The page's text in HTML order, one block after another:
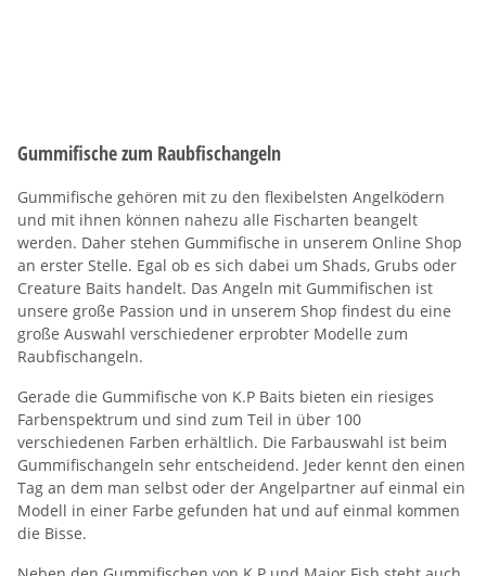
Gummifische zum Raubfischangeln
Gummifische gehören mit zu den flexibelsten Angelködern
und mit ihnen können nahezu alle Fischarten beangelt
werden. Daher stehen Gummifische in unserem Online Shop
an erster Stelle. Egal ob es sich dabei um Shads, Grubs oder
Creature Baits handelt. Das Angeln mit Gummifischen ist
unsere große Passion und in unserem Shop findest du eine
große Auswahl verschiedener erprobter Modelle zum
Raubfischangeln.
Gerade die Gummifische von K.P Baits bieten ein riesiges
Farbenspektrum und sind zum Teil in über 100
verschiedenen Farben erhältlich. Die Farbauswahl ist beim
Gummifischangeln sehr entscheidend. Jeder kennt den einen
Tag an dem man selbst oder der Angelpartner auf einmal ein
Modell in einer Farbe gefunden hat und auf einmal kommen
die Bisse.